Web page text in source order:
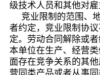
级技术人员和其他对雇
竞业限制的范围、
者约定，竞业限制协
定。劳动合同解除或
本单位在生产、经营
面存在竞争关系的其